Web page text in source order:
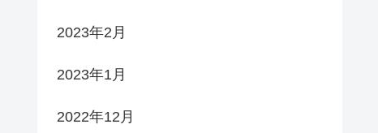
2023年2月
2023年1月
2022年12月